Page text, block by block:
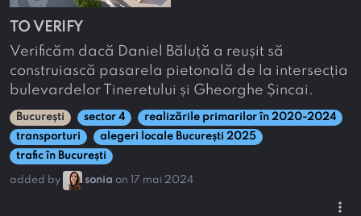
TO VERIFY
Verificăm dacă Daniel Băluță a reușit să
construiască pasarela pietonală de la intersecția
bulevardelor Tineretului și Gheorghe Șincai.
București sector 4
realizările primarilor în 2020-2024
transporturi
alegeri locale București 2025
trafic în București
added by sonia on 17 mai 2024
more_vert